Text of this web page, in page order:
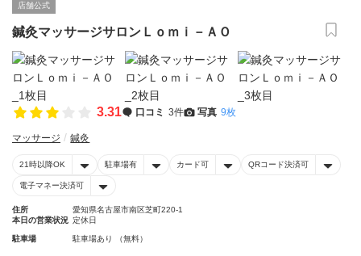
店舗公式
鍼灸マッサージサロンＬｏｍｉ－ＡＯ
3.31 口コミ 3件 写真 9枚
マッサージ 鍼灸
21時以降OK 駐車場有 カード可 QRコード決済可
電子マネー決済可
住所
愛知県名古屋市南区芝町220-1
本日の営業状況 定休日
駐車場 駐車場あり （無料）